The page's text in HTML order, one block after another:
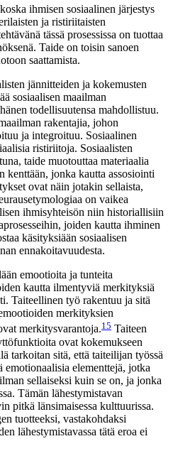
ihmisen sosiaalinen järjestys
ja ristiriitaisten
tässä prosessissa on tuottaa
Taide on toisin sanoen
saattamista.
jännitteiden ja kokemusten
sosiaalisen maailman
todellisuutensa mahdollistuu.
rakentajia, johon
ja integroituu. Sosiaalinen
ristiriitoja. Sosiaalisten
taide muotouttaa materiaalia
kenttään, jonka kautta assosiointi
ovat näin jotakin sellaista,
on vaikea
ihmisyhteisön niin historiallisiin
joiden kautta ihminen
käsityksiään sosiaalisen
ennakoitavuudesta.
emootioita ja tunteita
kautta ilmentyviä merkityksiä
Taiteellinen työ rakentuu ja sitä
merkityksien
merkitysvarantoja.15 Taiteen
ovat kokemukseen
tarkoitan sitä, että taiteilijan työssä
emotionaalisia elementtejä, jotka
sellaiseksi kuin se on, ja jonka
Tämän lähestymistavan
pitkä länsimaisessa kulttuurissa.
tuotteeksi, vastakohdaksi
lähestymistavassa tätä eroa ei